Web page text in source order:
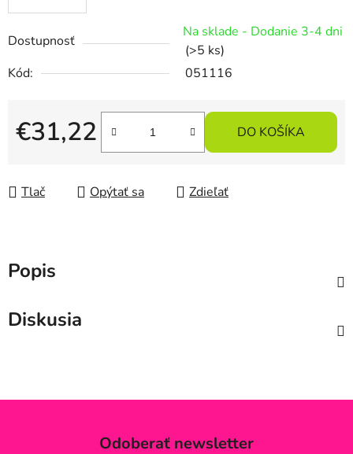
Dostupnosť
Na sklade - Dodanie 3-4 dni
(>5 ks)
Kód:
051116
€31,22
Jednotková cena:
DO KOŠÍKA
Tlač Opýtať sa Zdieľať
Popis
Diskusia
Odoberať newsletter